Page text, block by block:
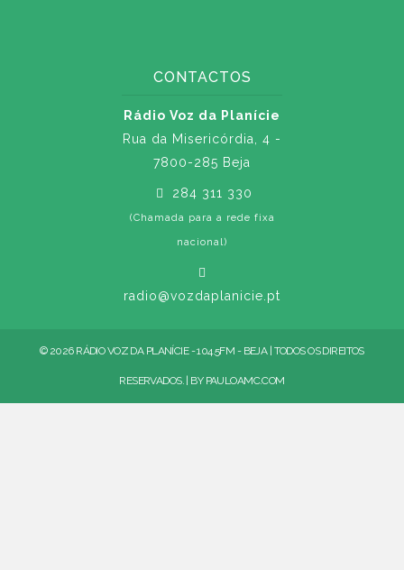
CONTACTOS
Rádio Voz da Planície
Rua da Misericórdia, 4 -
7800-285 Beja
284 311 330
(Chamada para a rede fixa
nacional)
radio@vozdaplanicie.pt
© 2026 RÁDIO VOZ DA PLANÍCIE - 104.5FM - BEJA | TODOS OS DIREITOS
RESERVADOS. | BY PAULOAMC.COM